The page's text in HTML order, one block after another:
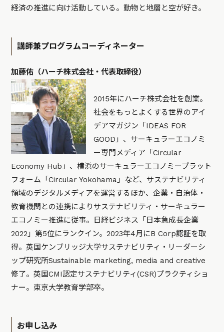
経済の推進に向け活動している。動物と地層と空が好き。
講師兼プログラムコーディネーター
加藤佑（ハーチ株式会社・代表取締役）
2015年にハーチ株式会社を創業。
社会をもっとよくする世界のアイ
デアマガジン「IDEAS FOR
GOOD」、サーキュラーエコノミ
ー専門メディア「Circular
Economy Hub」、横浜のサーキュラーエコノミープラット
フォーム「Circular Yokohama」など、サステナビリティ
領域のデジタルメディアを運営するほか、企業・自治体・
教育機関との連携によりサステナビリティ・サーキュラー
エコノミー推進に従事。日経ビジネス「日本急成長企業
2022」第5位にランクイン。2023年4月にB Corp認証を取
得。英国ケンブリッジ大学サステナビリティ・リーダーシ
ップ研究所Sustainable marketing, media and creative
修了。英国CMI認定サステナビリティ(CSR)プラクティショ
ナー。東京大学教育学部卒。
お申し込み